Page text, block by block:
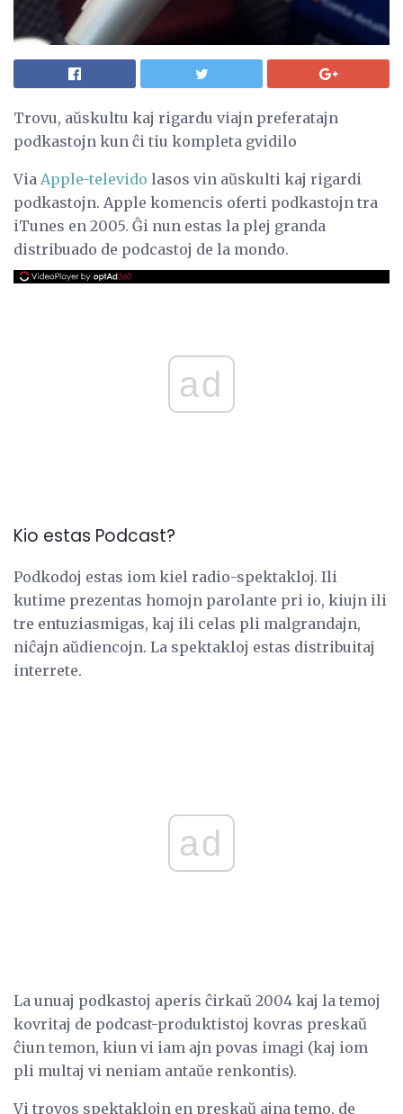
Trovu, aŭskultu kaj rigardu viajn preferatajn
podkastojn kun ĉi tiu kompleta gvidilo
Via Apple-televido lasos vin aŭskulti kaj rigardi
podkastojn. Apple komencis oferti podkastojn tra
iTunes en 2005. Ĝi nun estas la plej granda
distribuado de podcastoj de la mondo.
ad
Kio estas Podcast?
Podkodoj estas iom kiel radio-spektakloj. Ili
kutime prezentas homojn parolante pri io, kiujn ili
tre entuziasmigas, kaj ili celas pli malgrandajn,
niĉajn aŭdiencojn. La spektakloj estas distribuitaj
interrete.
ad
La unuaj podkastoj aperis ĉirkaŭ 2004 kaj la temoj
kovritaj de podcast-produktistoj kovras preskaŭ
ĉiun temon, kiun vi iam ajn povas imagi (kaj iom
pli multaj vi neniam antaŭe renkontis).
Vi trovos spektaklojn en preskaŭ ajna temo, de